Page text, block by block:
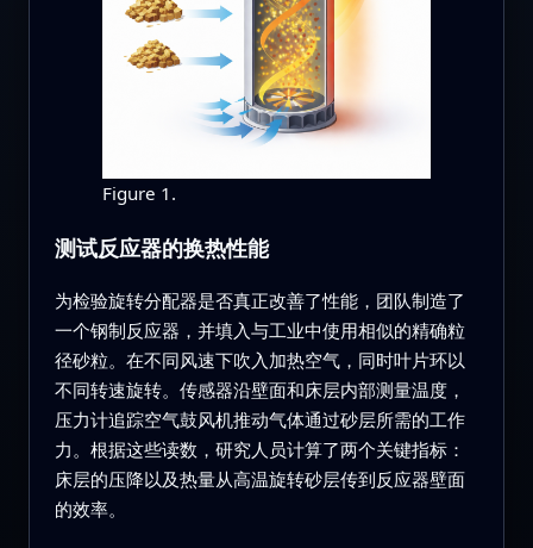
Figure 1.
测试反应器的换热性能
为检验旋转分配器是否真正改善了性能，团队制造了
一个钢制反应器，并填入与工业中使用相似的精确粒
径砂粒。在不同风速下吹入加热空气，同时叶片环以
不同转速旋转。传感器沿壁面和床层内部测量温度，
压力计追踪空气鼓风机推动气体通过砂层所需的工作
力。根据这些读数，研究人员计算了两个关键指标：
床层的压降以及热量从高温旋转砂层传到反应器壁面
的效率。